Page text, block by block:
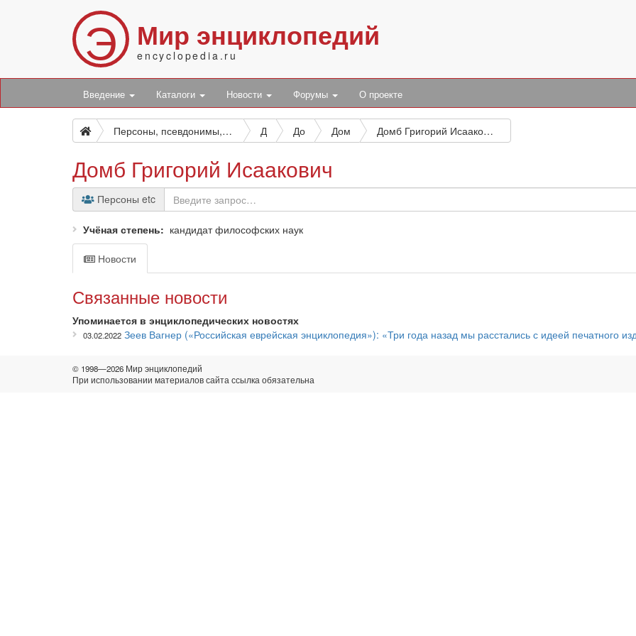
Э Мир энциклопедий
encyclopedia.ru
Введение Каталоги Новости Форумы О проекте
Персоны, псевдонимы, персонажи и боты Д До Дом Домб Григорий Исаакович
Домб Григорий Исаакович
Персоны etc
Учёная степень кандидат философских наук
Новости
Связанные новости
Упоминается в энциклопедических новостях
03.02.2022 Зеев Вагнер («Российская еврейская энциклопедия»): «Три года назад мы расстались с идеей печатного
© 1998—2026 Мир энциклопедий
При использовании материалов сайта ссылка обязательна